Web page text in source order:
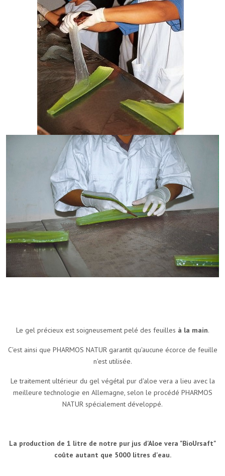
Le gel précieux est soigneusement pelé des feuilles à la main.
C'est ainsi que PHARMOS NATUR garantit qu'aucune écorce de feuille
n'est utilisée.
Le traitement ultérieur du gel végétal pur d'aloe vera a lieu avec la
meilleure technologie en Allemagne, selon le procédé PHARMOS
NATUR spécialement développé.
La production de 1 litre de notre pur jus d'Aloe vera "BioUrsaft"
coûte autant que 5000 litres d'eau.